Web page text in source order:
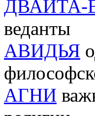
ДВАЙТА-
веданты
AВИДЬЯ
АГНИ